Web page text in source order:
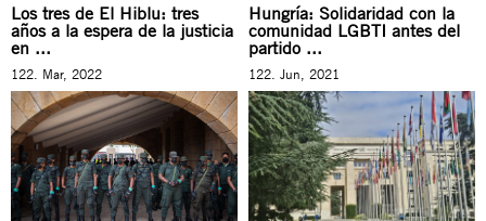
Los tres de El Hiblu: tres
años a la espera de la justicia
en ...
122. Mar, 2022
Hungría: Solidaridad con la
comunidad LGBTI antes del
partido ...
122. Jun, 2021